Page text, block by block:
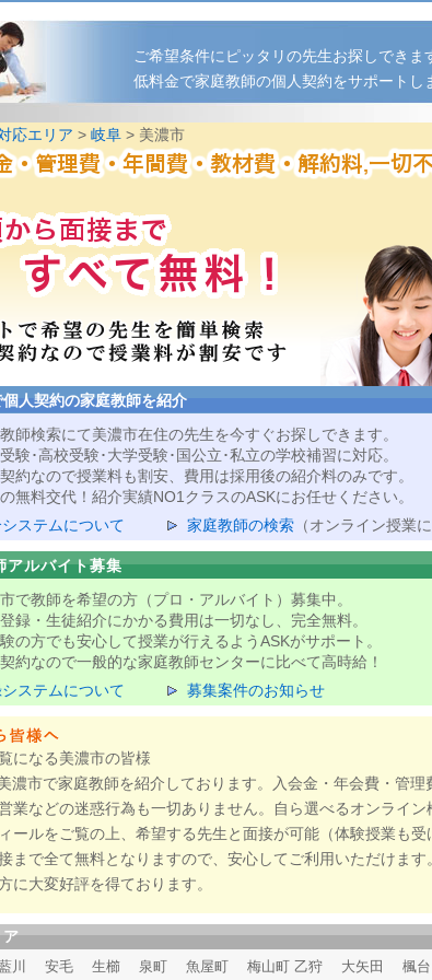
ご希望条件にピッタリの先生お探しできま
低料金で家庭教師の個人契約をサポートし
応エリア > 岐阜 > 美濃市
人契約の家庭教師を紹介
師検索にて美濃市在住の先生を今すぐお探しできます。
験･高校受験･大学受験･国公立･私立の学校補習に対応。
約なので授業料も割安、費用は採用後の紹介料のみです。
無料交代！紹介実績NO1クラスのASKにお任せください。
ステムについて
家庭教師の検索 （オンライン授業
アルバイト募集
で教師を希望の方（プロ・アルバイト）募集中。
録・生徒紹介にかかる費用は一切なし、完全無料。
の方でも安心して授業が行えるようASKがサポート。
約なので一般的な家庭教師センターに比べて高時給！
ステムについて
募集案件のお知らせ
になる美濃市の皆様
濃市で家庭教師を紹介しております。入会金・年会費・管理
業などの迷惑行為も一切ありません。自ら選べるオンライ
ールをご覧の上、希望する先生と面接が可能（体験授業も受
まで全て無料となりますので、安心してご利用いただけます
に大変好評を得ております。
ア
川 安毛 生櫛 泉町 魚屋町 梅山町 乙狩 大矢田 楓